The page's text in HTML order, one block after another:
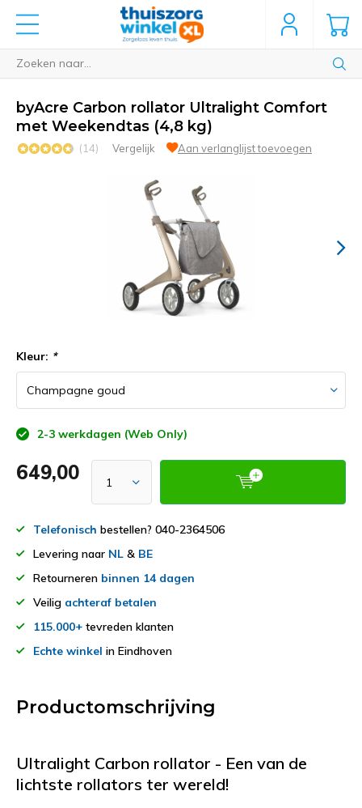
byAcre Carbon rollator Ultralight Comfort
met Weekendtas (4,8 kg)
(14) Vergelijk Aan verlanglijst toevoegen
Kleur: *
2-3 werkdagen (Web Only)
649,00
Telefonisch bestellen? 040-2364506
Levering naar NL & BE
Retourneren binnen 14 dagen
Veilig achteraf betalen
115.000+ tevreden klanten
Echte winkel in Eindhoven
Productomschrijving
Ultralight Carbon rollator - Een van de
lichtste rollators ter wereld!